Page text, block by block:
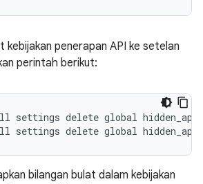
kebijakan penerapan API ke setelan
perintah berikut:
settings delete global
settings delete global
bilangan bulat dalam kebijakan